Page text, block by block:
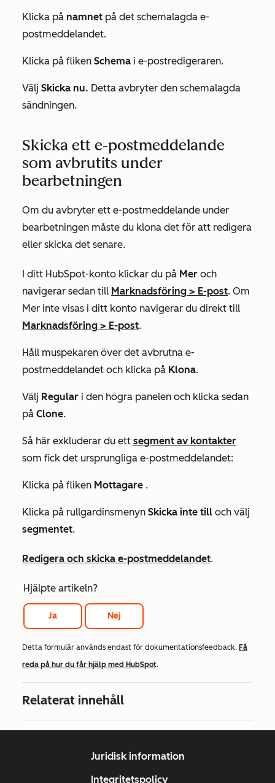
Klicka på namnet på det schemalagda e-
postmeddelandet.
Klicka på fliken Schema i e-postredigeraren.
Välj Skicka nu. Detta avbryter den schemalagda
sändningen.
Skicka ett e-postmeddelande
som avbrutits under
bearbetningen
Om du avbryter ett e-postmeddelande under
bearbetningen måste du klona det för att redigera
eller skicka det senare.
I ditt HubSpot-konto klickar du på Mer och
navigerar sedan till Marknadsföring > E-post. Om
Mer inte visas i ditt konto navigerar du direkt till
Marknadsföring > E-post.
Håll muspekaren över det avbrutna e-
postmeddelandet och klicka på Klona.
Välj Regular i den högra panelen och klicka sedan
på Clone.
Så här exkluderar du ett segment av kontakter
som fick det ursprungliga e-postmeddelandet:
Klicka på fliken Mottagare .
Klicka på rullgardinsmenyn Skicka inte till och välj
segmentet.
Redigera och skicka e-postmeddelandet.
Hjälpte artikeln?
Ja Nej
Detta formulär används endast för dokumentationsfeedback. Få
reda på hur du får hjälp med HubSpot.
Relaterat innehåll
Juridisk information
Integritetspolicy